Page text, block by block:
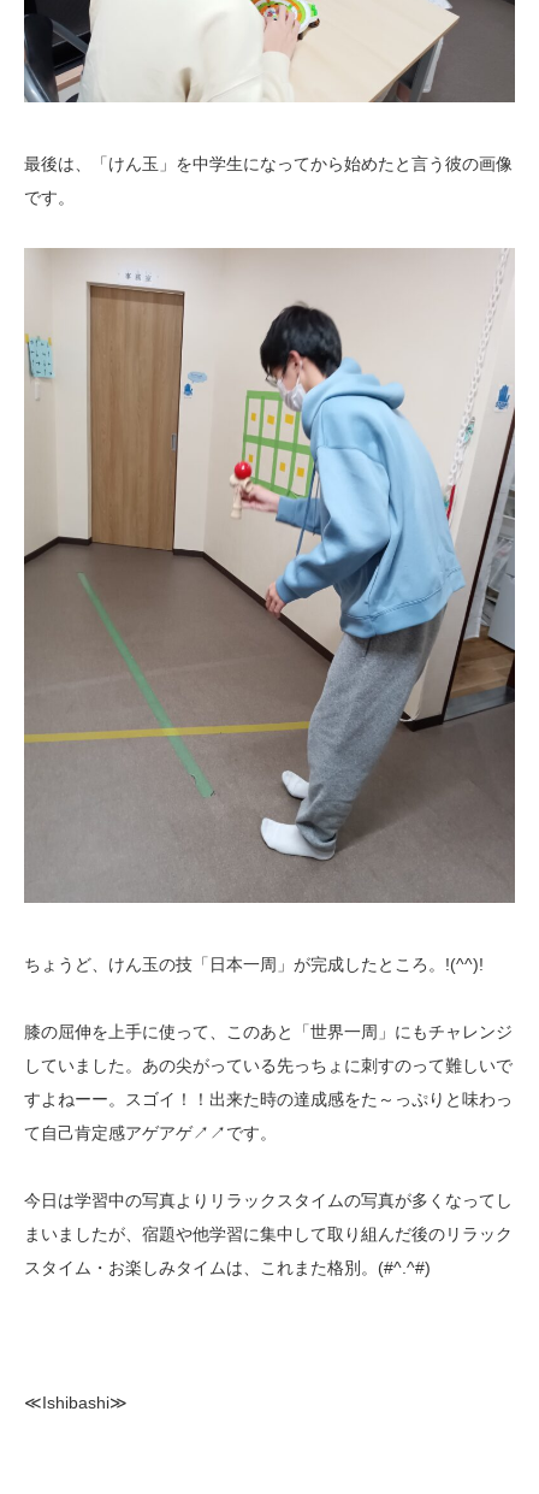
最後は、「けん玉」を中学生になってから始めたと言う彼の画像
です。
ちょうど、けん玉の技「日本一周」が完成したところ。!(^^)!
膝の屈伸を上手に使って、このあと「世界一周」にもチャレンジ
していました。あの尖がっている先っちょに刺すのって難しいで
すよねーー。スゴイ！！出来た時の達成感をた～っぷりと味わっ
て自己肯定感アゲアゲ↗↗です。
今日は学習中の写真よりリラックスタイムの写真が多くなってし
まいましたが、宿題や他学習に集中して取り組んだ後のリラック
スタイム・お楽しみタイムは、これまた格別。(#^.^#)
≪Ishibashi≫